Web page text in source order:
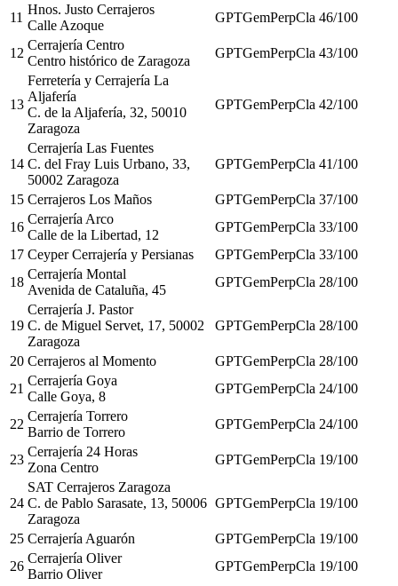
11
Hnos. Justo Cerrajeros
Calle Azoque
GPTGemPerpCla 46/100
12
Cerrajería Centro
Centro histórico de Zaragoza
GPTGemPerpCla 43/100
13
Ferretería y Cerrajería La
Aljafería
C. de la Aljafería, 32, 50010
Zaragoza
GPTGemPerpCla 42/100
14
Cerrajería Las Fuentes
C. del Fray Luis Urbano, 33,
50002 Zaragoza
GPTGemPerpCla 41/100
15 Cerrajeros Los Maños GPTGemPerpCla 37/100
16
Cerrajería Arco
Calle de la Libertad, 12
GPTGemPerpCla 33/100
17 Ceyper Cerrajería y Persianas GPTGemPerpCla 33/100
18
Cerrajería Montal
Avenida de Cataluña, 45
GPTGemPerpCla 28/100
19
Cerrajería J. Pastor
C. de Miguel Servet, 17, 50002
Zaragoza
GPTGemPerpCla 28/100
20 Cerrajeros al Momento GPTGemPerpCla 28/100
21
Cerrajería Goya
Calle Goya, 8
GPTGemPerpCla 24/100
22
Cerrajería Torrero
Barrio de Torrero
GPTGemPerpCla 24/100
23
Cerrajería 24 Horas
Zona Centro
GPTGemPerpCla 19/100
24
SAT Cerrajeros Zaragoza
C. de Pablo Sarasate, 13, 50006
Zaragoza
GPTGemPerpCla 19/100
25 Cerrajería Aguarón GPTGemPerpCla 19/100
26
Cerrajería Oliver
Barrio Oliver
GPTGemPerpCla 19/100